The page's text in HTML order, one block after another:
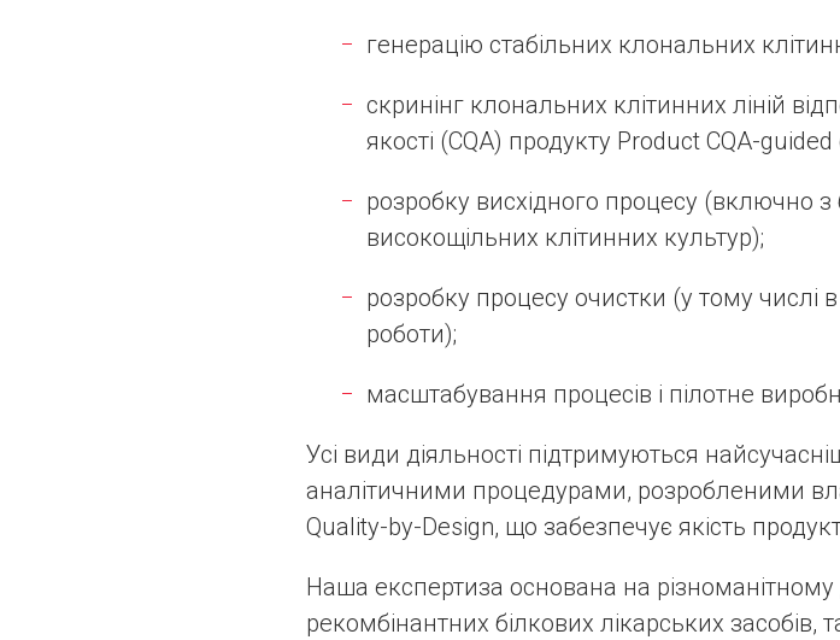
генерацію стабільних клональних
скринінг клональних клітинних ліній
якості (CQA) продукту Product CQA-
розробку висхідного процесу (включно
високощільних клітинних культур);
розробку процесу очистки (у тому
роботи);
масштабування процесів і пілотне
Усі види діяльності підтримуються
аналітичними процедурами, розробленими
Quality-by-Design, що забезпечує якість
Наша експертиза основана на різноманітному
рекомбінантних білкових лікарських